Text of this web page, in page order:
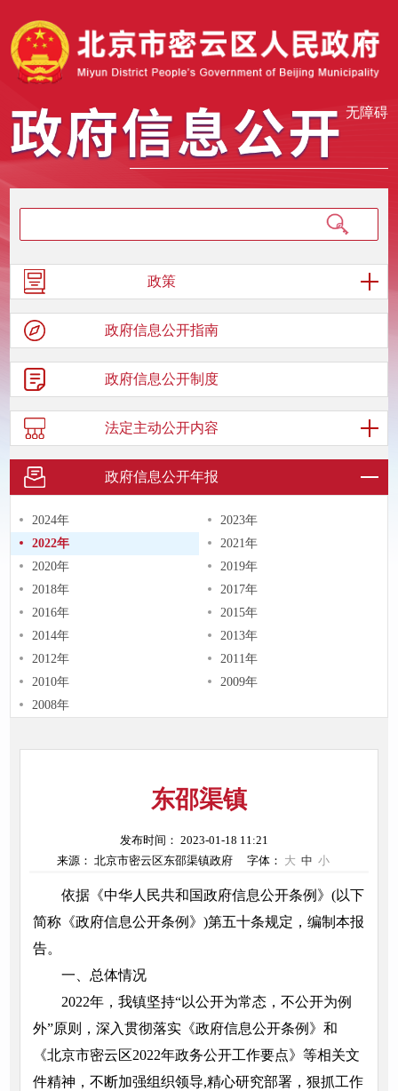
无障碍
政策
政府信息公开指南
政府信息公开制度
法定主动公开内容
政府信息公开年报
2024年
2023年
2022年
2021年
2020年
2019年
2018年
2017年
2016年
2015年
2014年
2013年
2012年
2011年
2010年
2009年
2008年
东邵渠镇
发布时间： 2023-01-18 11:21
来源： 北京市密云区东邵渠镇政府
字体： 大 中 小
依据《中华人民共和国政府信息公开条例》(以下
简称《政府信息公开条例》)第五十条规定，编制本报
告。
一、总体情况
2022年，我镇坚持“以公开为常态，不公开为例
外”原则，深入贯彻落实《政府信息公开条例》和
《北京市密云区2022年政务公开工作要点》等相关文
件精神，不断加强组织领导,精心研究部署，狠抓工作